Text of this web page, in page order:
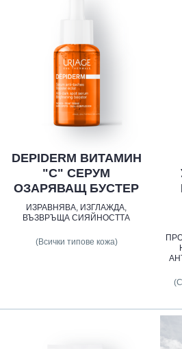
DEPIDERM ВИТАМИН
"С" СЕРУМ
ОЗАРЯВАЩ БУСТЕР
ИЗРАВНЯВА, ИЗГЛАЖДА,
ВЪЗВРЪЩА СИЯЙНОСТТА
(Всички типове кожа)